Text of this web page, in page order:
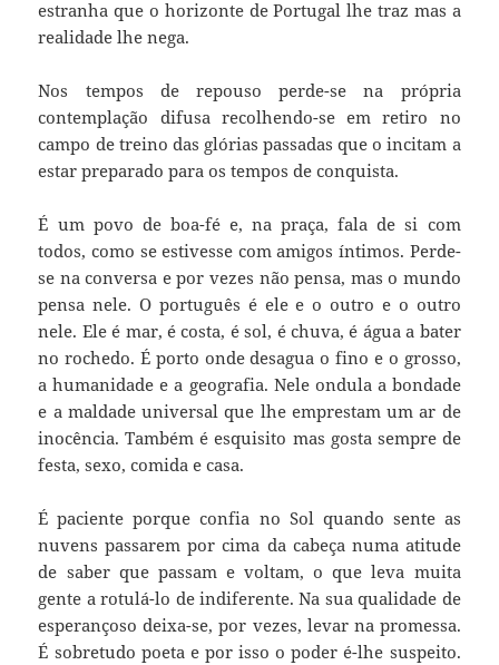
estranha que o horizonte de Portugal lhe traz mas a
realidade lhe nega.
Nos tempos de repouso perde-se na própria
contemplação difusa recolhendo-se em retiro no
campo de treino das glórias passadas que o incitam a
estar preparado para os tempos de conquista.
É um povo de boa-fé e, na praça, fala de si com
todos, como se estivesse com amigos íntimos. Perde-
se na conversa e por vezes não pensa, mas o mundo
pensa nele. O português é ele e o outro e o outro
nele. Ele é mar, é costa, é sol, é chuva, é água a bater
no rochedo. É porto onde desagua o fino e o grosso,
a humanidade e a geografia. Nele ondula a bondade
e a maldade universal que lhe emprestam um ar de
inocência. Também é esquisito mas gosta sempre de
festa, sexo, comida e casa.
É paciente porque confia no Sol quando sente as
nuvens passarem por cima da cabeça numa atitude
de saber que passam e voltam, o que leva muita
gente a rotulá-lo de indiferente. Na sua qualidade de
esperançoso deixa-se, por vezes, levar na promessa.
É sobretudo poeta e por isso o poder é-lhe suspeito.